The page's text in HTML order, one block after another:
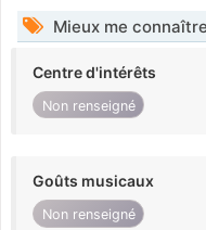
Mieux me connaître
Centre d'intérêts
Non renseigné
Goûts musicaux
Non renseigné